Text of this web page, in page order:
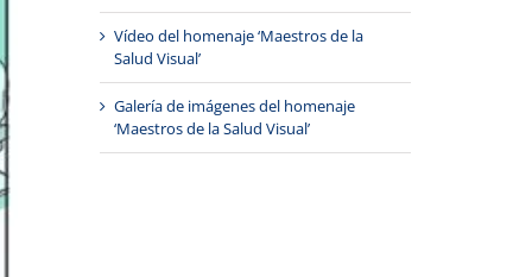
Vídeo del homenaje ‘Maestros de la
Salud Visual’
Galería de imágenes del homenaje
‘Maestros de la Salud Visual’